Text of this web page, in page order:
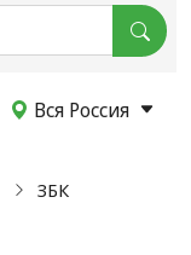
Вся Россия
ЗБК